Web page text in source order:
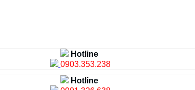
Hotline
0903.353.238
Hotline